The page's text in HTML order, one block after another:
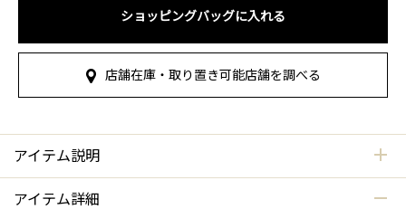
ショッピングバッグに入れる
店舗在庫・取り置き可能店舗を調べる
アイテム説明
アイテム詳細